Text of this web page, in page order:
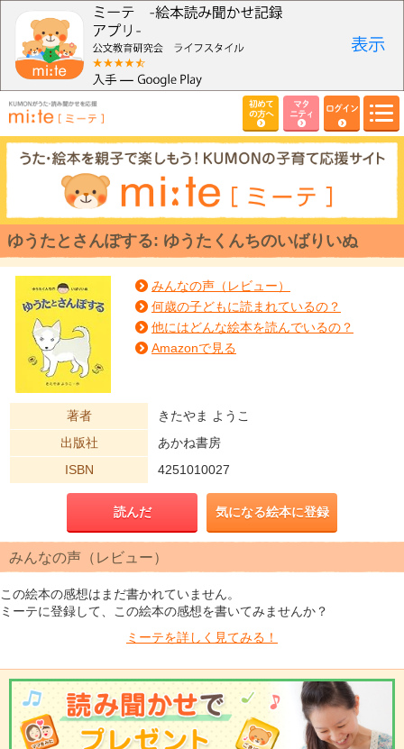
初めて
の方へ
マタ
ニティ
ログイン
ゆうたとさんぽする: ゆうたくんちのいばりいぬ
みんなの声（レビュー）
何歳の子どもに読まれているの？
他にはどんな絵本を読んでいるの？
Amazonで見る
著者
きたやま ようこ
出版社
あかね書房
ISBN
4251010027
読んだ 気になる絵本に登録
みんなの声（レビュー）
この絵本の感想はまだ書かれていません。
ミーテに登録して、この絵本の感想を書いてみませんか？
ミーテを詳しく見てみる！